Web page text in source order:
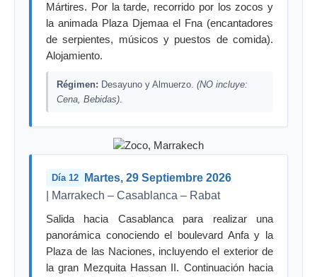
Mártires. Por la tarde, recorrido por los zocos y
la animada Plaza Djemaa el Fna (encantadores
de serpientes, músicos y puestos de comida).
Alojamiento.
Régimen: Desayuno y Almuerzo. (NO incluye:
Cena, Bebidas)
Día 12 Martes, 29 Septiembre 2026
| Marrakech – Casablanca – Rabat
Salida hacia Casablanca para realizar una
panorámica conociendo el boulevard Anfa y la
Plaza de las Naciones, incluyendo el exterior de
la gran Mezquita Hassan II. Continuación hacia